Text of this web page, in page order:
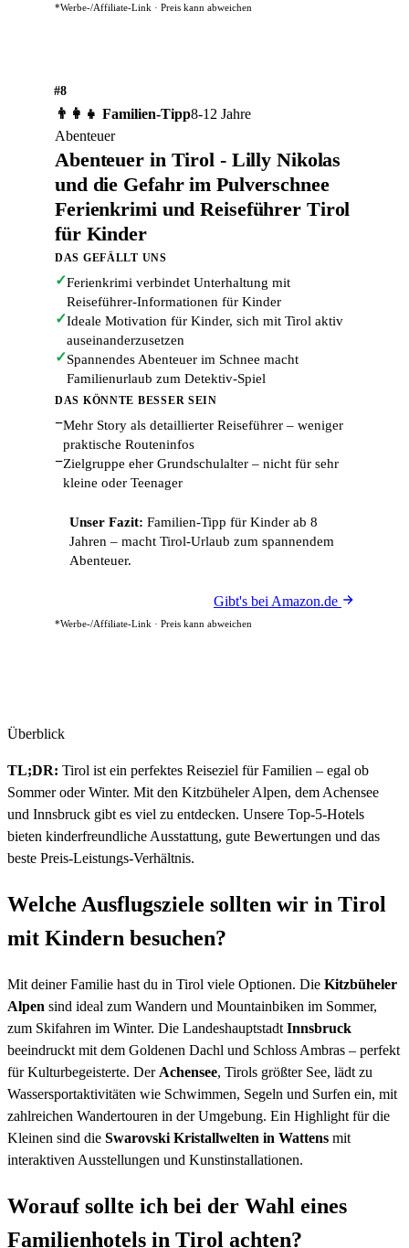
*Werbe-/Affiliate-Link · Preis kann abweichen
#8
👨‍👩‍👧 Familien-Tipp8-12 Jahre
Abenteuer
Abenteuer in Tirol - Lilly Nikolas
und die Gefahr im Pulverschnee
Ferienkrimi und Reiseführer Tirol
für Kinder
DAS GEFÄLLT UNS
✓Ferienkrimi verbindet Unterhaltung mit
Reiseführer-Informationen für Kinder
✓Ideale Motivation für Kinder, sich mit Tirol aktiv
auseinanderzusetzen
✓Spannendes Abenteuer im Schnee macht
Familienurlaub zum Detektiv-Spiel
DAS KÖNNTE BESSER SEIN
−Mehr Story als detaillierter Reiseführer – weniger
praktische Routeninfos
−Zielgruppe eher Grundschulalter – nicht für sehr
kleine oder Teenager
Unser Fazit: Familien-Tipp für Kinder ab 8
Jahren – macht Tirol-Urlaub zum spannendem
Abenteuer.
Gibt's bei Amazon.de
*Werbe-/Affiliate-Link · Preis kann abweichen
Überblick
TL;DR: Tirol ist ein perfektes Reiseziel für Familien – egal ob
Sommer oder Winter. Mit den Kitzbüheler Alpen, dem Achensee
und Innsbruck gibt es viel zu entdecken. Unsere Top-5-Hotels
bieten kinderfreundliche Ausstattung, gute Bewertungen und das
beste Preis-Leistungs-Verhältnis.
Welche Ausflugsziele sollten wir in Tirol
mit Kindern besuchen?
Mit deiner Familie hast du in Tirol viele Optionen. Die Kitzbüheler
Alpen sind ideal zum Wandern und Mountainbiken im Sommer,
zum Skifahren im Winter. Die Landeshauptstadt Innsbruck
beeindruckt mit dem Goldenen Dachl und Schloss Ambras – perfekt
für Kulturbegeisterte. Der Achensee, Tirols größter See, lädt zu
Wassersportaktivitäten wie Schwimmen, Segeln und Surfen ein, mit
zahlreichen Wandertouren in der Umgebung. Ein Highlight für die
Kleinen sind die Swarovski Kristallwelten in Wattens mit
interaktiven Ausstellungen und Kunstinstallationen.
Worauf sollte ich bei der Wahl eines
Familienhotels in Tirol achten?